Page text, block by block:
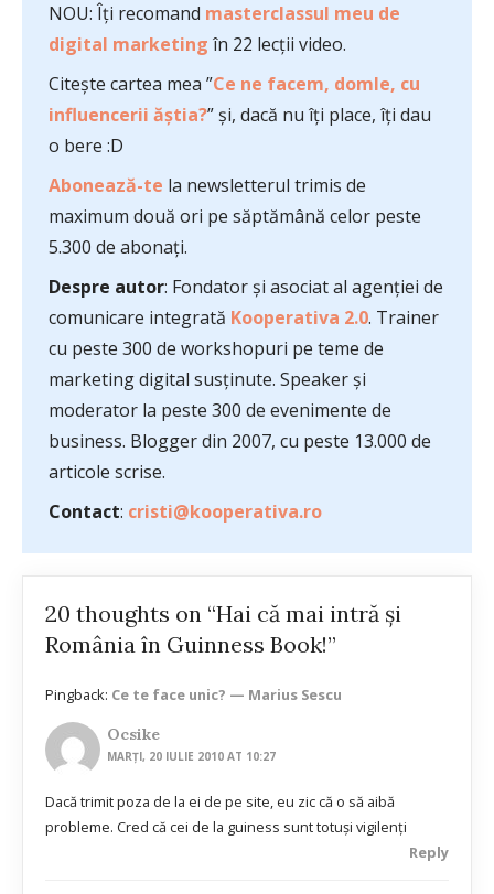
NOU: Îți recomand masterclassul meu de
digital marketing în 22 lecții video.
Citește cartea mea ”Ce ne facem, domle, cu
influencerii ăștia?” și, dacă nu îți place, îți dau
o bere :D
Abonează-te la newsletterul trimis de
maximum două ori pe săptămână celor peste
5.300 de abonați.
Despre autor: Fondator și asociat al agenției de
comunicare integrată Kooperativa 2.0. Trainer
cu peste 300 de workshopuri pe teme de
marketing digital susținute. Speaker și
moderator la peste 300 de evenimente de
business. Blogger din 2007, cu peste 13.000 de
articole scrise.
Contact: cristi@kooperativa.ro
20 thoughts on “Hai că mai intră şi
România în Guinness Book!”
Pingback: Ce te face unic? — Marius Sescu
Ocsike
MARȚI, 20 IULIE 2010 AT 10:27
Dacă trimit poza de la ei de pe site, eu zic că o să aibă
probleme. Cred că cei de la guiness sunt totuşi vigilenţi
Reply